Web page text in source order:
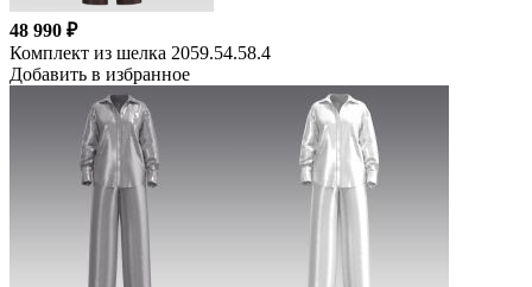
48 990 ₽
Комплект из шелка 2059.54.58.4
Добавить в избранное